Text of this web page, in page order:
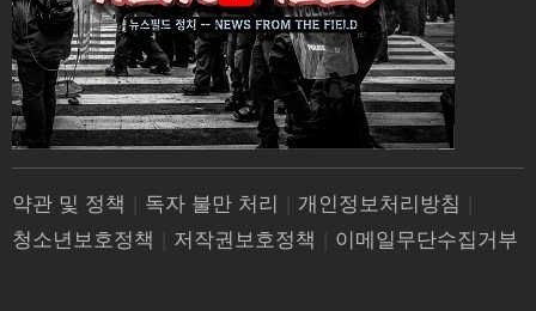
약관 및 정책 | 독자 불만 처리 | 개인정보처리방침 |
청소년보호정책 | 저작권보호정책 | 이메일무단수집거부